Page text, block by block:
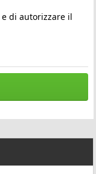
e di autorizzare il